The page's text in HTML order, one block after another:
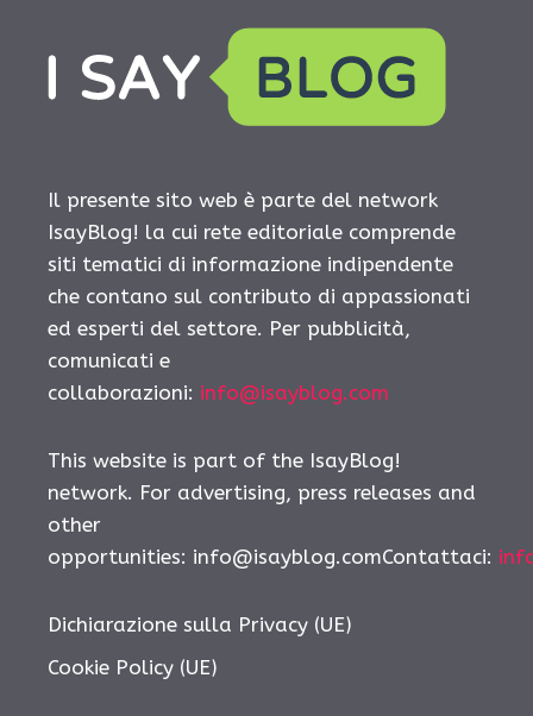
Il presente sito web è parte del network
IsayBlog! la cui rete editoriale comprende
siti tematici di informazione indipendente
che contano sul contributo di appassionati
ed esperti del settore. Per pubblicità,
comunicati e
collaborazioni: info@isayblog.com
This website is part of the IsayBlog!
network. For advertising, press releases and
other
opportunities: info@isayblog.comContattaci:
Dichiarazione sulla Privacy (UE)
Cookie Policy (UE)